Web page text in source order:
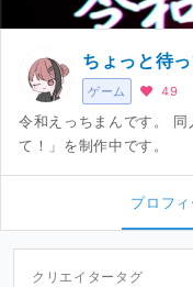
ゲーム
ちょっと待
49
令和えっちまんです。 同
て！」を制作中です。
プロフ
クリエイタータグ